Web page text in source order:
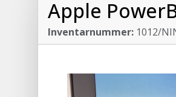
Apple
Inventarnummer: 1012/